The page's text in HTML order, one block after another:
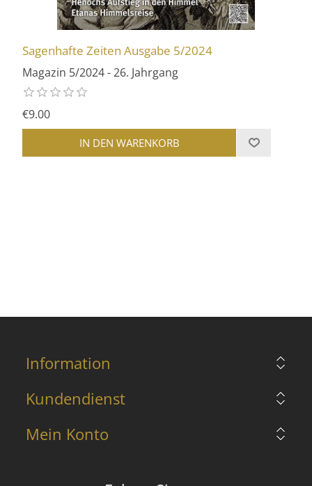
Sagenhafte Zeiten Ausgabe 5/2024
Magazin 5/2024 - 26. Jahrgang
€9.00
Information
Kundendienst
Mein Konto